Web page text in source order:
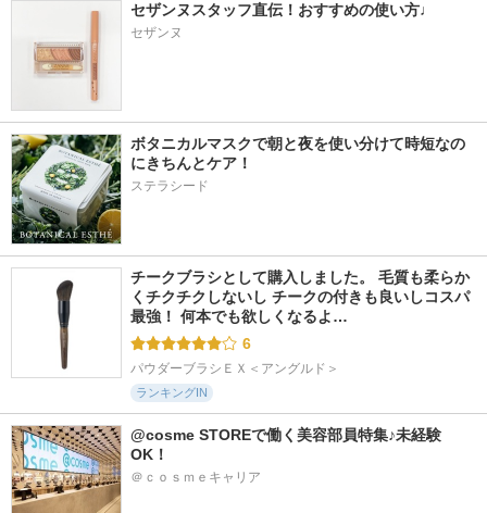
セザンヌスタッフ直伝！おすすめの使い方♩
セザンヌ
ボタニカルマスクで朝と夜を使い分けて時短なの
にきちんとケア！
ステラシード
チークブラシとして購入しました。 毛質も柔らか
くチクチクしないし チークの付きも良いしコスパ
最強！ 何本でも欲しくなるよ…
6
パウダーブラシＥＸ＜アングルド＞
ランキングIN
@cosme STOREで働く美容部員特集♪未経験
OK！
＠ｃｏｓｍｅキャリア